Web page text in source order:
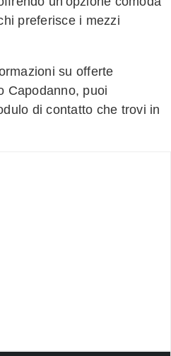
preferisce i mezzi
su offerte
Capodanno, puoi
di contatto che trovi in